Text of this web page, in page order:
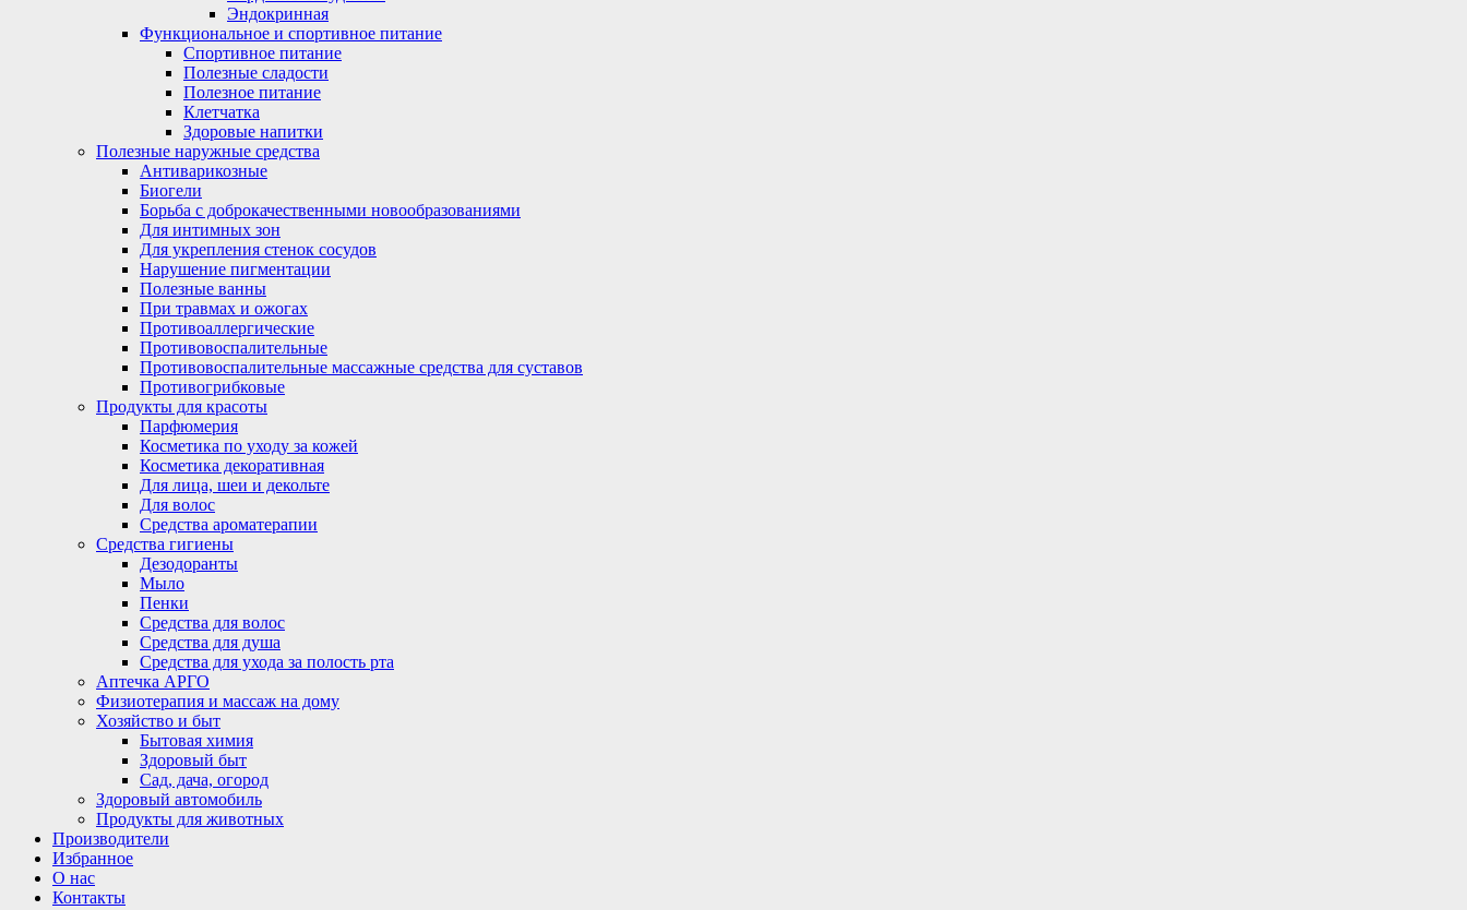
Эндокринная
Функциональное и спортивное питание
Спортивное питание
Полезные сладости
Полезное питание
Клетчатка
Здоровые напитки
Полезные наружные средства
Антиварикозные
Биогели
Борьба с доброкачественными новообразованиями
Для интимных зон
Для укрепления стенок сосудов
Нарушение пигментации
Полезные ванны
При травмах и ожогах
Противоаллергические
Противовоспалительные
Противовоспалительные массажные средства для суставов
Противогрибковые
Продукты для красоты
Парфюмерия
Косметика по уходу за кожей
Косметика декоративная
Для лица, шеи и декольте
Для волос
Средства ароматерапии
Средства гигиены
Дезодоранты
Мыло
Пенки
Средства для волос
Средства для душа
Средства для ухода за полость рта
Аптечка АРГО
Физиотерапия и массаж на дому
Хозяйство и быт
Бытовая химия
Здоровый быт
Сад, дача, огород
Здоровый автомобиль
Продукты для животных
Производители
Избранное
О нас
Контакты